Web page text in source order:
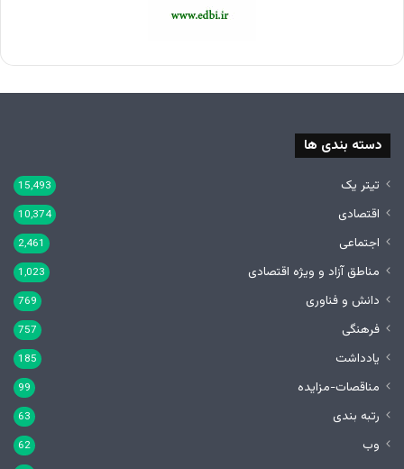
دسته بندی ها
تیتر یک 15,493
اقتصادی 10,374
اجتماعی 2,461
مناطق آزاد و ویژه اقتصادی 1,023
دانش و فناوری 769
فرهنگی 757
یادداشت 185
مناقصات-مزایده 99
رتبه بندی 63
وب 62